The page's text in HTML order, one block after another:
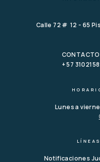
Calle 72 # 12 - 65
+ 57
Lunes a
Notificaciones